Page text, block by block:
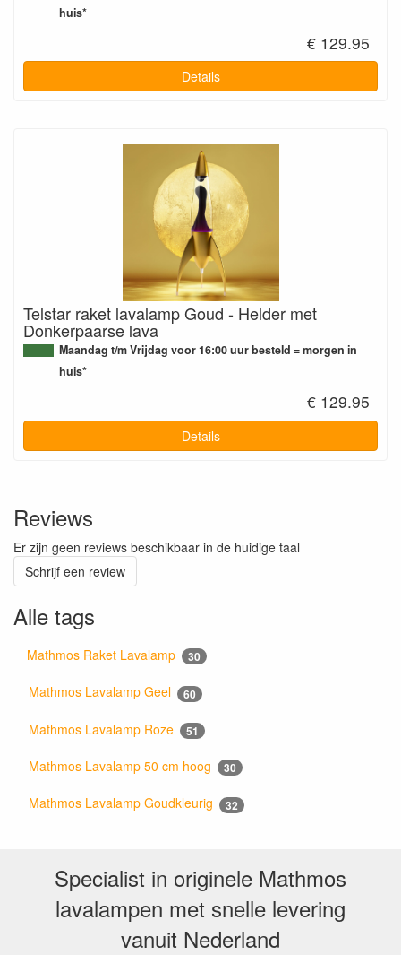
huis*
€ 129.95
Details
Telstar raket lavalamp Goud - Helder met
Donkerpaarse lava
Maandag t/m Vrijdag voor 16:00 uur besteld = morgen in
huis*
€ 129.95
Details
Reviews
Er zijn geen reviews beschikbaar in de huidige taal
Schrijf een review
Alle tags
Mathmos Raket Lavalamp 30
Mathmos Lavalamp Geel 60
Mathmos Lavalamp Roze 51
Mathmos Lavalamp 50 cm hoog 30
Mathmos Lavalamp Goudkleurig 32
Specialist in originele Mathmos
lavalampen met snelle levering
vanuit Nederland